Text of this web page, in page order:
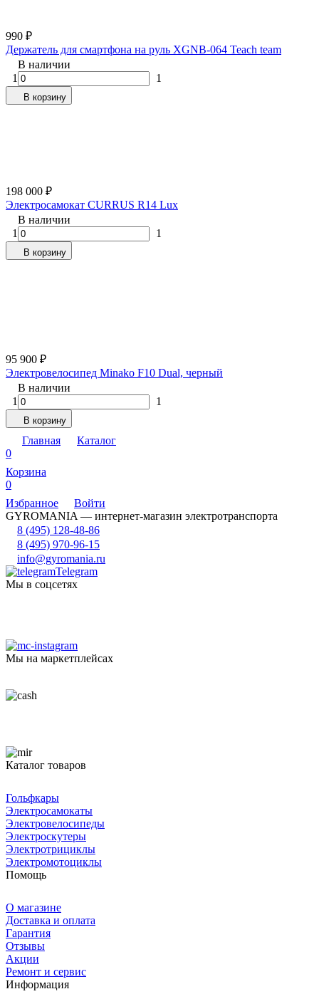
990 ₽
Держатель для смартфона на руль XGNB-064 Teach team
В наличии
1
1
В корзину
198 000 ₽
Электросамокат CURRUS R14 Lux
В наличии
1
1
В корзину
95 900 ₽
Электровелосипед Minako F10 Dual, черный
В наличии
1
1
В корзину
Главная
Каталог
0
Корзина
0
Избранное
Войти
GYROMANIA — интернет-магазин электротранспорта
8 (495) 128-48-86
8 (495) 970-96-15
info@gyromania.ru
Telegram
Мы в соцсетях
Мы на маркетплейсах
Каталог товаров
Гольфкары
Электросамокаты
Электровелосипеды
Электроскутеры
Электротрициклы
Электромотоциклы
Помощь
О магазине
Доставка и оплата
Гарантия
Отзывы
Акции
Ремонт и сервис
Информация